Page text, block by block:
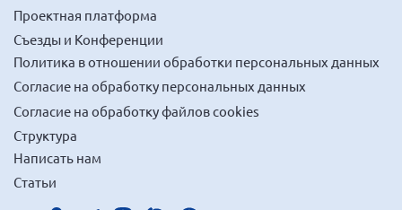
Общероссийская РС
Алтайский край
Архангельская область
Брянская область
Владимирская область
Проектная платформа
Съезды и Конференции
Политика в отношении обработки персональных данных
Согласие на обработку персональных данных
Согласие на обработку файлов cookies
Структура
Написать нам
Статьи